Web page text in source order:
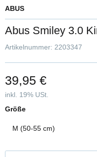
ABUS
Abus Smiley 3.0
Artikelnummer: 2203347
39,95 €
inkl. 19% USt.
Größe
M (50-55 cm)